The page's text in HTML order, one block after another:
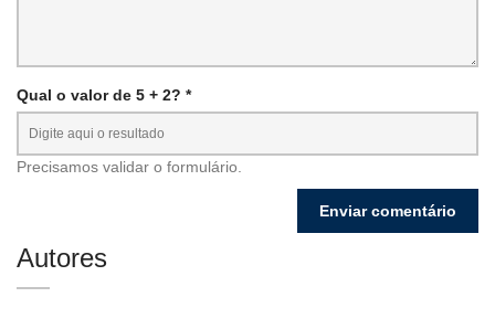
Qual o valor de 5 + 2? *
Precisamos validar o formulário.
Autores